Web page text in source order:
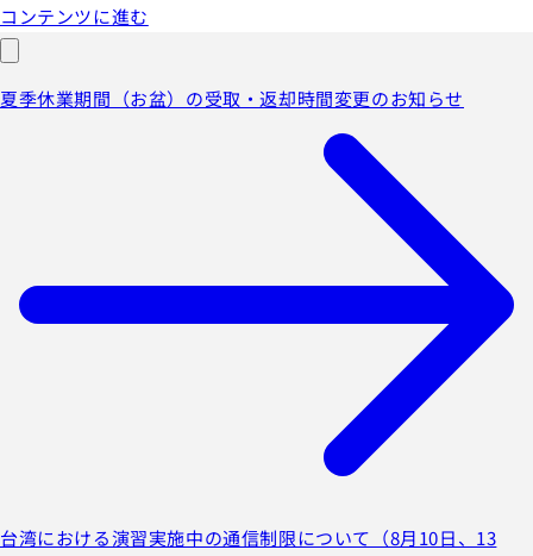
コンテンツに進む
夏季休業期間（お盆）の受取・返却時間変更のお知らせ
台湾における演習実施中の通信制限について（8月10日、13